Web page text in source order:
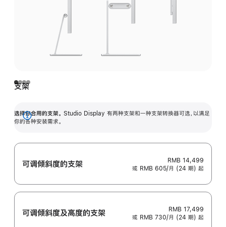
支架
选择你合用的支架。 Studio Display 有两种支架和一种支架转换器可选，以满足
你的各种安装需求。
展
可调倾斜度的支架
RMB 14,499
或 RMB 605/月 (24 期) 起
可调倾斜度及高‍度的支‍架
RMB 17,499
或 RMB 730/月 (24 期) 起